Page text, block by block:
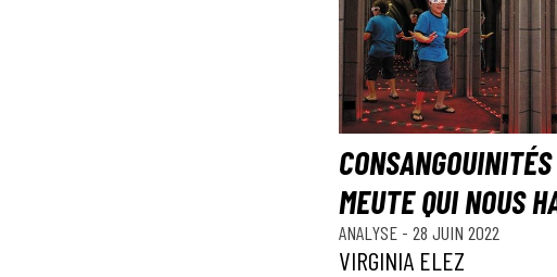
MEUTE QUI NOUS
ANALYSE - 28 JUIN 2022
VIRGINIA ELEZ